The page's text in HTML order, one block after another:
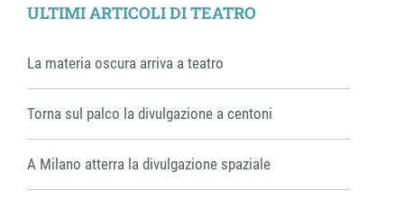
ULTIMI ARTICOLI DI TEATRO
La materia oscura arriva a teatro
Torna sul palco la divulgazione a centoni
A Milano atterra la divulgazione spaziale